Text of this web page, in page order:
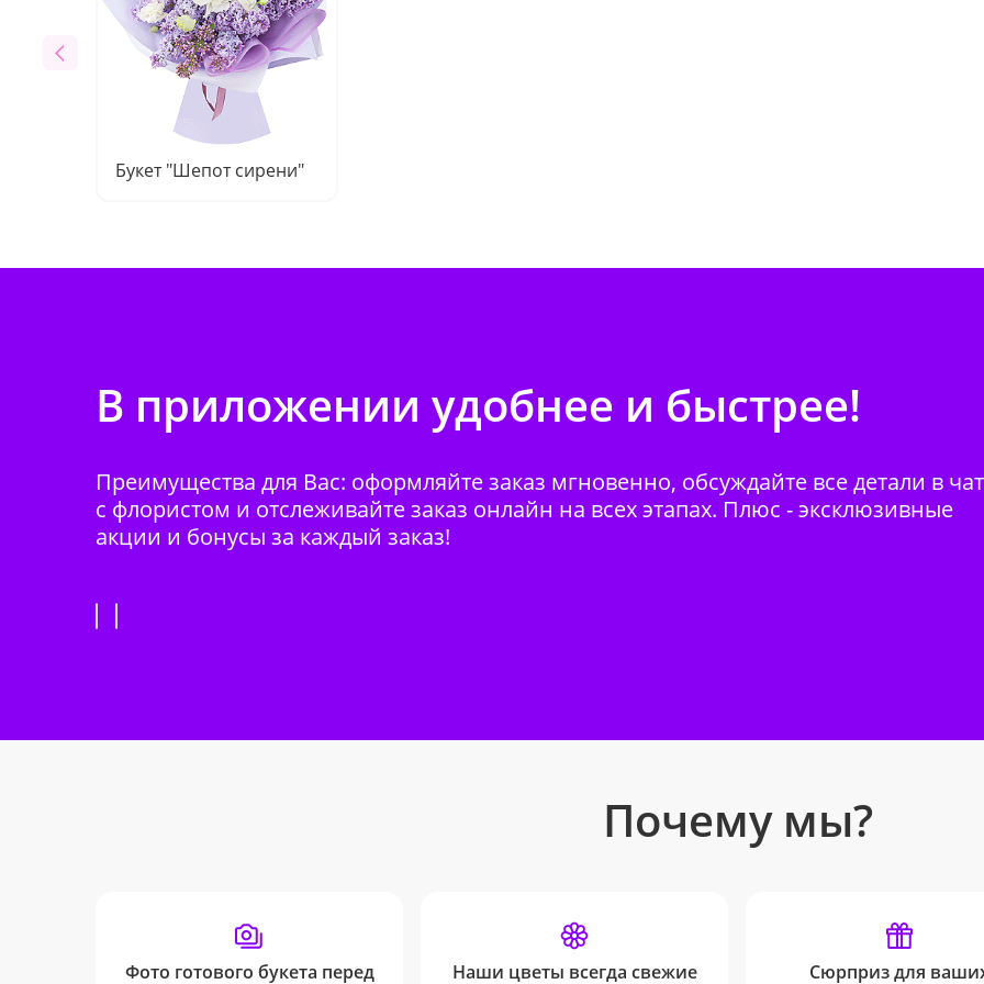
Букет "Шепот сирени"
В приложении удобнее и быстрее!
Преимущества для Вас: оформляйте заказ мгновенно, обсуждайте все детали в
с флористом и отслеживайте заказ онлайн на всех этапах. Плюс - эксклюзивные
акции и бонусы за каждый заказ!
Почему мы?
Фото готового букета перед
Наши цветы всегда свежие
Сюрприз для